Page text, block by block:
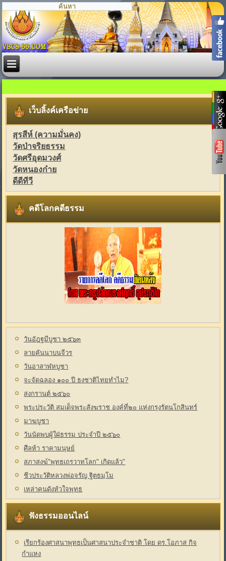
เว็บลิ้งค์เครือข่าย
สุรสีห์ (ความมั่นคง)
วัดป่าจริยธรรม
วัดศรีอุดมวงศ์
วัดหนองก๋าย
ดีดีทีวี
คดีโลกคดีธรรม
วันอัฎฐมีบูชา ๒๕๖๓
ลายคันนาบนจีวร
วันอาสาฬหบูชา
จะจัดฉลอง ๑๐๐ ปี ธงชาติไทยทำไม?
สงกรานต์ ๒๕๖๐
พระประวัติ สมเด็จพระสังฆราช องค์ที่๒๐ แห่งกรุงรัตนโกสินทร์
มาฆบูชา
วันนัดพบผู้ใฝ่ธรรม ประจำปี ๒๕๖๐
ศีลห้า ราคามนุษย์
สภาสงฆ์"พุทธเถรวาทโลก" เกิดแล้ว"
ชีวประวัติหลวงพ่อจรัญ ฐิตธมฺโม
เหล่าคนดังหัวใจพุทธ
ฟังธรรมออนไลน์
เรียกร้องศาสนาพุทธเป็นศาสนาประจำชาติ โดย ดร.โอภาส กิจ
กำแหง